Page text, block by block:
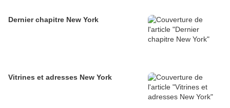
Dernier chapitre New York
Vitrines et adresses New York